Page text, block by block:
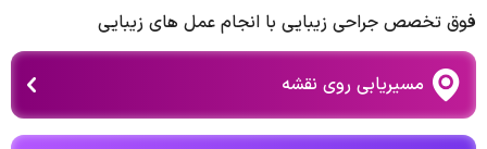
فوق تخصص جراحی زیبایی با انجام عمل های زیبایی
مسیریابی روی نقشه